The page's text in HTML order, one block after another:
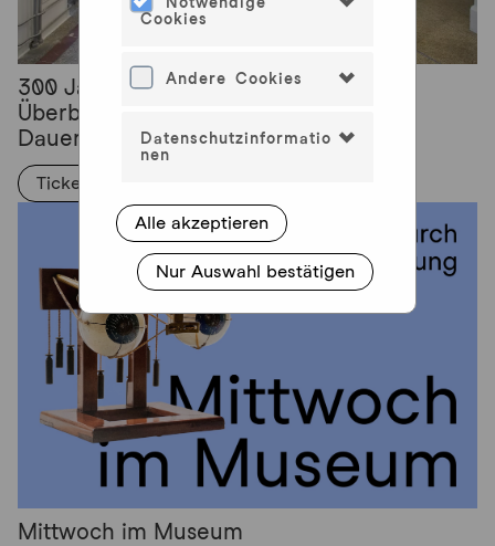
Cookies
Andere Cookies
Datenschutzinformatio
nen
Alle akzeptieren
Nur Auswahl bestätigen
300 Jahre Medizingeschichte -
Überblicksführung durch die
Dauerausstellung
Tickets >
Mittwoch im Museum